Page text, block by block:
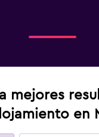
mejores
en